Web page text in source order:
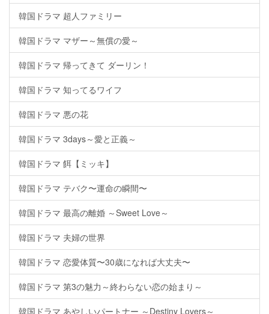
韓国ドラマ 超人ファミリー
韓国ドラマ マザー～無償の愛～
韓国ドラマ 帰ってきて ダーリン！
韓国ドラマ 知ってるワイフ
韓国ドラマ 悪の花
韓国ドラマ 3days～愛と正義～
韓国ドラマ 餌【ミッキ】
韓国ドラマ テバク〜運命の瞬間〜
韓国ドラマ 最高の離婚 ～Sweet Love～
韓国ドラマ 夫婦の世界
韓国ドラマ 恋愛体質〜30歳になれば大丈夫〜
韓国ドラマ 第3の魅力～終わらない恋の始まり～
韓国ドラマ あやしいパートナー ～Destiny Lovers～